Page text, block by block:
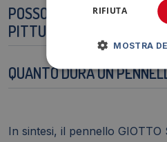
POSSO USARE QUESTO
PITTURA SU TELA?
QUANTO DURA UN
In sintesi, il pennello
RIFIUTA
MOSTRA